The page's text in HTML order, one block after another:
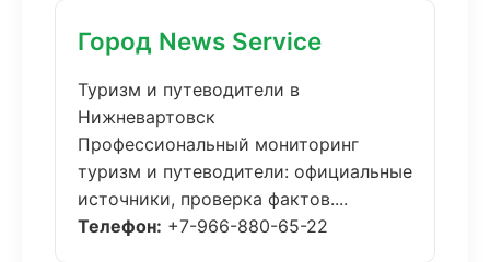
Город News Service
Туризм и путеводители в
Нижневартовск
Профессиональный мониторинг
туризм и путеводители: официальные
источники, проверка фактов....
Телефон: +7-966-880-65-22